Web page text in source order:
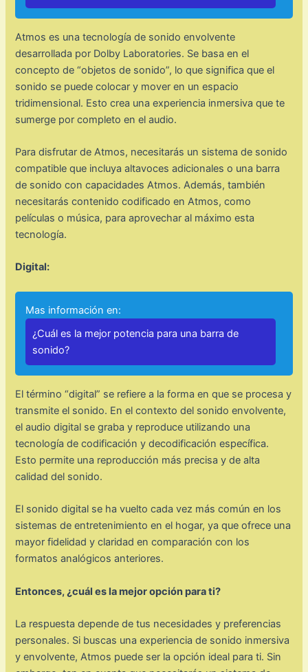
Atmos es una tecnología de sonido envolvente
desarrollada por Dolby Laboratories. Se basa en el
concepto de “objetos de sonido”, lo que significa que el
sonido se puede colocar y mover en un espacio
tridimensional. Esto crea una experiencia inmersiva que te
sumerge por completo en el audio.
Para disfrutar de Atmos, necesitarás un sistema de sonido
compatible que incluya altavoces adicionales o una barra
de sonido con capacidades Atmos. Además, también
necesitarás contenido codificado en Atmos, como
películas o música, para aprovechar al máximo esta
tecnología.
Digital:
Mas información en:
¿Cuál es la mejor potencia para una barra de
sonido?
El término “digital” se refiere a la forma en que se procesa y
transmite el sonido. En el contexto del sonido envolvente,
el audio digital se graba y reproduce utilizando una
tecnología de codificación y decodificación específica.
Esto permite una reproducción más precisa y de alta
calidad del sonido.
El sonido digital se ha vuelto cada vez más común en los
sistemas de entretenimiento en el hogar, ya que ofrece una
mayor fidelidad y claridad en comparación con los
formatos analógicos anteriores.
Entonces, ¿cuál es la mejor opción para ti?
La respuesta depende de tus necesidades y preferencias
personales. Si buscas una experiencia de sonido inmersiva
y envolvente, Atmos puede ser la opción ideal para ti. Sin